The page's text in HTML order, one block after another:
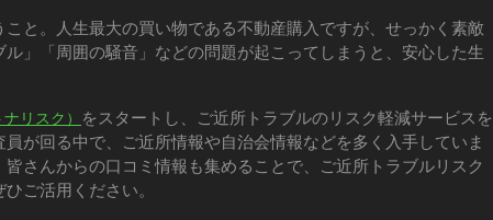
と。人生最大の買い物である不動産購入ですが、せっかく素敵
」「周囲の騒音」などの問題が起こってしまうと、安心した生
リスク） をスタートし、ご近所トラブルのリスク軽減サービスを
が回る中で、ご近所情報や自治会情報などを多く入手していま
さんからの口コミ情報も集めることで、ご近所トラブルリスク
ご活用ください。